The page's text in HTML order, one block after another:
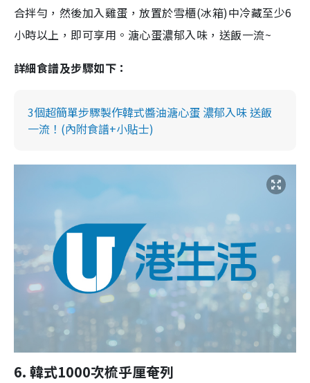
合拌勻，然後加入雞蛋，放置於雪櫃(冰箱)中冷藏至少6
小時以上，即可享用。溏心蛋濃郁入味，送飯一流~
詳細食譜及步驟如下：
3個超簡單步驟製作韓式醬油溏心蛋 濃郁入味 送飯
一流！(內附食譜+小貼士)
6. 韓式1000次梳乎厘奄列